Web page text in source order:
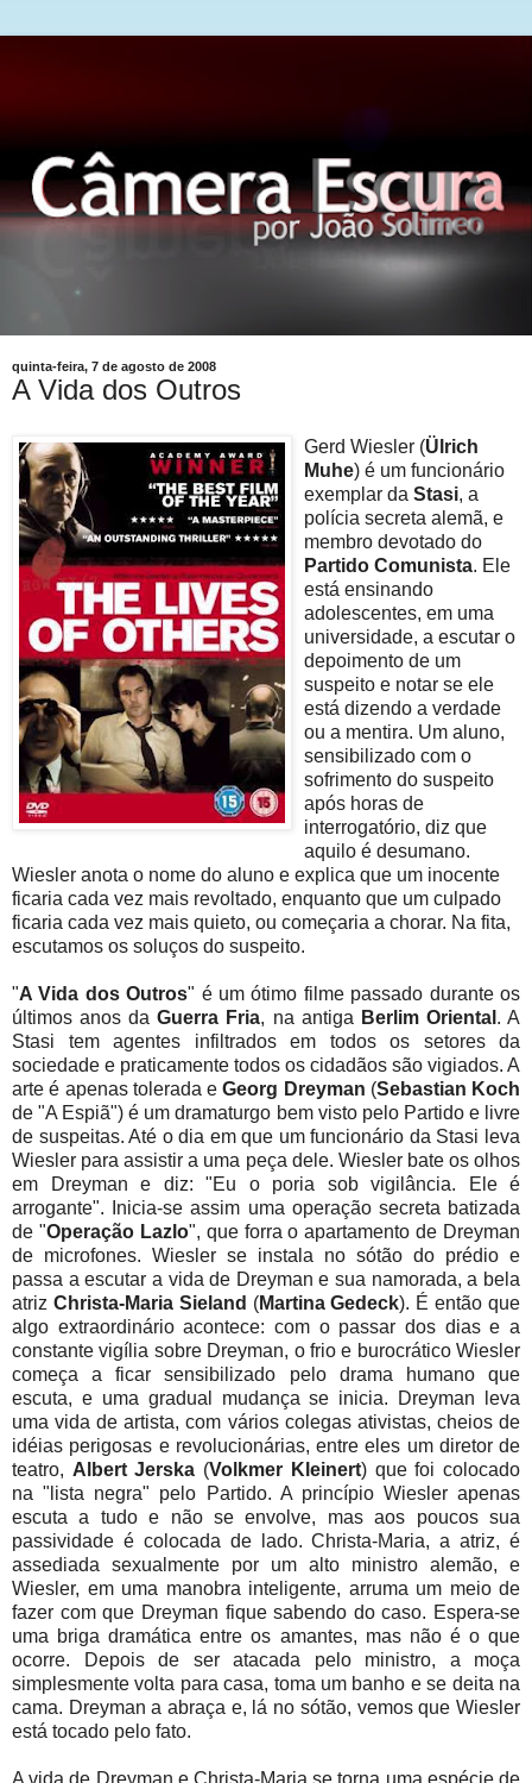
quinta-feira, 7 de agosto de 2008
A Vida dos Outros
Gerd Wiesler (Ülrich
Muhe) é um funcionário
exemplar da Stasi, a
polícia secreta alemã, e
membro devotado do
Partido Comunista. Ele
está ensinando
adolescentes, em uma
universidade, a escutar o
depoimento de um
suspeito e notar se ele
está dizendo a verdade
ou a mentira. Um aluno,
sensibilizado com o
sofrimento do suspeito
após horas de
interrogatório, diz que
aquilo é desumano.
Wiesler anota o nome do aluno e explica que um inocente
ficaria cada vez mais revoltado, enquanto que um culpado
ficaria cada vez mais quieto, ou começaria a chorar. Na fita,
escutamos os soluços do suspeito.
"A Vida dos Outros" é um ótimo filme passado durante os
últimos anos daGuerra Fria, na antiga Berlim Oriental . A
Stasi tem agentes infiltrados em todos os setores da
sociedade e praticamente todos os cidadãos são vigiados. A
arte é apenas tolerada eGeorg Dreyman (Sebastian Koch
de "A Espiã") é um dramaturgo bem visto pelo Partido e livre
de suspeitas. Até o dia em que um funcionário da Stasi leva
Wiesler para assistir a uma peça dele. Wiesler bate os olhos
em Dreyman e diz: "Eu o poria sob vigilância. Ele é
arrogante". Inicia-se assim uma operação secreta batizada
de "Operação Lazlo", que forra o apartamento de Dreyman
de microfones. Wiesler se instala no sótão do prédio e
passa a escutar a vida de Dreyman e sua namorada, a bela
atriz Christa-Maria Sieland (Martina Gedeck). É então que
algo extraordinário acontece: com o passar dos dias e a
constante vigília sobre Dreyman, o frio e burocrático Wiesler
começa a ficar sensibilizado pelo drama humano que
escuta, e uma gradual mudança se inicia. Dreyman leva
uma vida de artista, com vários colegas ativistas, cheios de
idéias perigosas e revolucionárias, entre eles um diretor de
teatro, Albert Jerska (Volkmer Kleinert) que foi colocado
na "lista negra" pelo Partido. A princípio Wiesler apenas
escuta a tudo e não se envolve, mas aos poucos sua
passividade é colocada de lado. Christa-Maria, a atriz, é
assediada sexualmente por um alto ministro alemão, e
Wiesler, em uma manobra inteligente, arruma um meio de
fazer com que Dreyman fique sabendo do caso. Espera-se
uma briga dramática entre os amantes, mas não é o que
ocorre. Depois de ser atacada pelo ministro, a moça
simplesmente volta para casa, toma um banho e se deita na
cama. Dreyman a abraça e, lá no sótão, vemos que Wiesler
está tocado pelo fato.
A vida de Dreyman e Christa-Maria se torna uma espécie de